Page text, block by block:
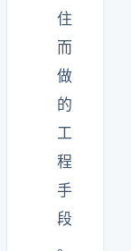
住
而
做
的
工
程
手
段
。